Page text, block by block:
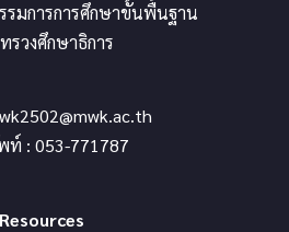
รมการการศึกษาขั้นพื้นฐาน
รวงศึกษาธิการ
ท์ : 053-771787
Resources